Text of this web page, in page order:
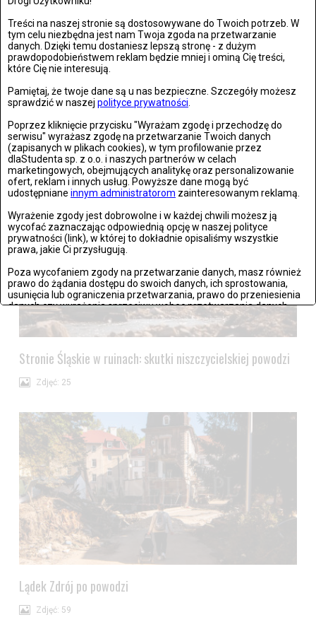
Treści na naszej stronie są dostosowywane do Twoich potrzeb. W
tym celu niezbędna jest nam Twoja zgoda na przetwarzanie
danych. Dzięki temu dostaniesz lepszą stronę - z dużym
prawdopodobieństwem reklam będzie mniej i ominą Cię treści,
które Cię nie interesują.
Pamiętaj, że twoje dane są u nas bezpieczne. Szczegóły możesz
sprawdzić w naszej polityce prywatności
Poprzez kliknięcie przycisku "Wyrażam zgodę i przechodzę do
serwisu" wyrażasz zgodę na przetwarzanie Twoich danych
(zapisanych w plikach cookies), w tym profilowanie przez
dlaStudenta sp. z o.o. i naszych partnerów w celach
marketingowych, obejmujących analitykę oraz personalizowanie
ofert, reklam i innych usług. Powyższe dane mogą być
udostępniane innym administratorom zainteresowanym reklamą.
Wyrażenie zgody jest dobrowolne i w każdej chwili możesz ją
wycofać zaznaczając odpowiednią opcję w naszej polityce
prywatności (link), w której to dokładnie opisaliśmy wszystkie
prawa, jakie Ci przysługują.
Poza wycofaniem zgody na przetwarzanie danych, masz również
prawo do żądania dostępu do swoich danych, ich sprostowania,
usunięcia lub ograniczenia przetwarzania, prawo do przeniesienia
danych czy wyrażenia sprzeciwu wobec przetwarzania danych.
Jeżeli nie chcesz wyrazić zgody na przetwarzanie plików cookies,
przejdź doustawień zaawansowanych.
Wyrażam zgodę i przechodzę do serwisu
Wrocław: Romeo i Julia - próba prasowa we wrocławskim
Teatrze Capitol
Zdjęć: 26
Stronie Śląskie w ruinach: skutki niszczycielskiej powodzi
Zdjęć: 25
Lądek Zdrój po powodzi
Zdjęć: 59